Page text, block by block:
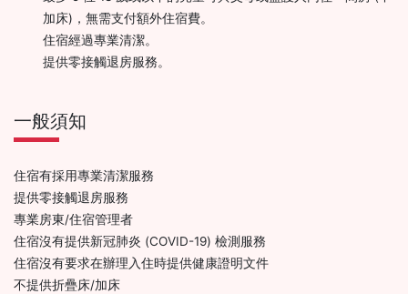
加床)，無需支付額外住宿費。
住宿經過專業清潔。
提供零接觸退房服務。
一般須知
住宿有採用專業清潔服務
提供零接觸退房服務
專業房東/住宿管理者
住宿沒有提供新冠肺炎 (COVID-19) 檢測服務
住宿沒有要求在辦理入住時提供健康證明文件
不提供折疊床/加床